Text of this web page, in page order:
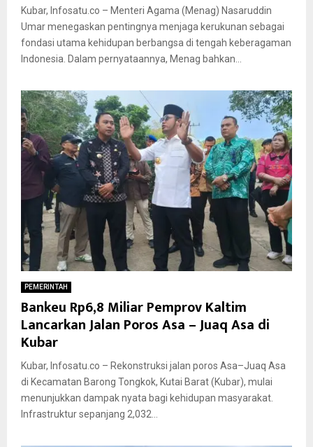
Kubar, Infosatu.co – Menteri Agama (Menag) Nasaruddin
Umar menegaskan pentingnya menjaga kerukunan sebagai
fondasi utama kehidupan berbangsa di tengah keberagaman
Indonesia. Dalam pernyataannya, Menag bahkan...
PEMERINTAH
Bankeu Rp6,8 Miliar Pemprov Kaltim
Lancarkan Jalan Poros Asa – Juaq Asa di
Kubar
Kubar, Infosatu.co – Rekonstruksi jalan poros Asa–Juaq Asa
di Kecamatan Barong Tongkok, Kutai Barat (Kubar), mulai
menunjukkan dampak nyata bagi kehidupan masyarakat.
Infrastruktur sepanjang 2,032...